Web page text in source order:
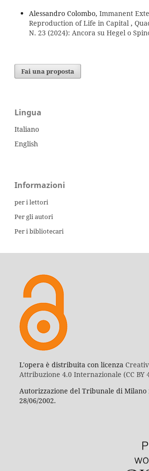
Alessandro Colombo, Immanent
Reproduction of Life in Capital ,
N. 23 (2024): Ancora su Hegel o
Fai una proposta
Lingua
Italiano
English
Informazioni
per i lettori
Per gli autori
Per i bibliotecari
L'opera è distribuita con licenza
Attribuzione 4.0 Internazionale (CC BY
Autorizzazione del Tribunale di Milano
28/06/2002.